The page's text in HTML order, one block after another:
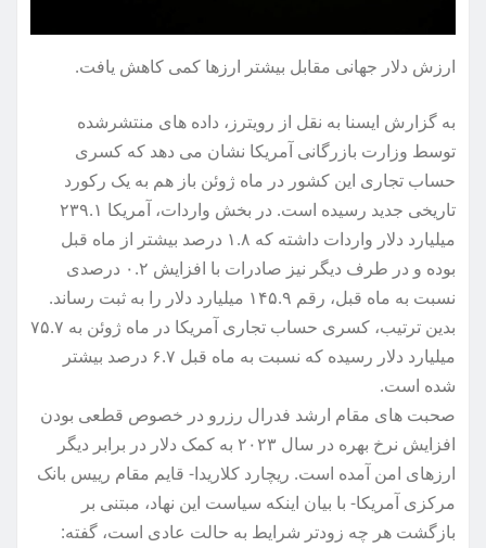
ارزش دلار جهانی مقابل بیشتر ارزها کمی کاهش یافت.
به گزارش ایسنا به نقل از رویترز، داده های منتشرشده
توسط وزارت بازرگانی آمریکا نشان می دهد که کسری
حساب تجاری این کشور در ماه ژوئن باز هم به یک رکورد
تاریخی جدید رسیده است. در بخش واردات، آمریکا ۲۳۹.۱
میلیارد دلار واردات داشته که ۱.۸ درصد بیشتر از ماه قبل
بوده و در طرف دیگر نیز صادرات با افزایش ۰.۲ درصدی
نسبت به ماه قبل، رقم ۱۴۵.۹ میلیارد دلار را به ثبت رساند.
بدین ترتیب، کسری حساب تجاری آمریکا در ماه ژوئن به ۷۵.۷
میلیارد دلار رسیده که نسبت به ماه قبل ۶.۷ درصد بیشتر
شده است.
صحبت های مقام ارشد فدرال رزرو در خصوص قطعی بودن
افزایش نرخ بهره در سال ۲۰۲۳ به کمک دلار در برابر دیگر
ارزهای امن آمده است. ریچارد کلاریدا- قایم مقام رییس بانک
مرکزی آمریکا- با بیان اینکه سیاست این نهاد، مبتنی بر
بازگشت هر چه زودتر شرایط به حالت عادی است، گفته: